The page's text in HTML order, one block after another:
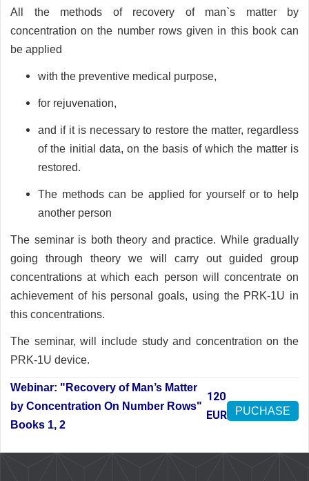
All the methods of recovery of man`s matter by
concentration on the number rows given in this book can
be applied
with the preventive medical purpose,
for rejuvenation,
and if it is necessary to restore the matter, regardless
of the initial data, on the basis of which the matter is
restored.
The methods can be applied for yourself or to help
another person
The seminar is both theory and practice. While gradually
going through theory we will carry out guided group
concentrations at which each person will concentrate on
achievement of his personal goals, using the PRK-1U in
this concentrations.
The seminar, will include study and concentration on the
PRK-1U device.
Webinar: "Recovery of Man’s Matter
by Concentration On Number Rows"
Books 1, 2
120
EUR
PUCHASE